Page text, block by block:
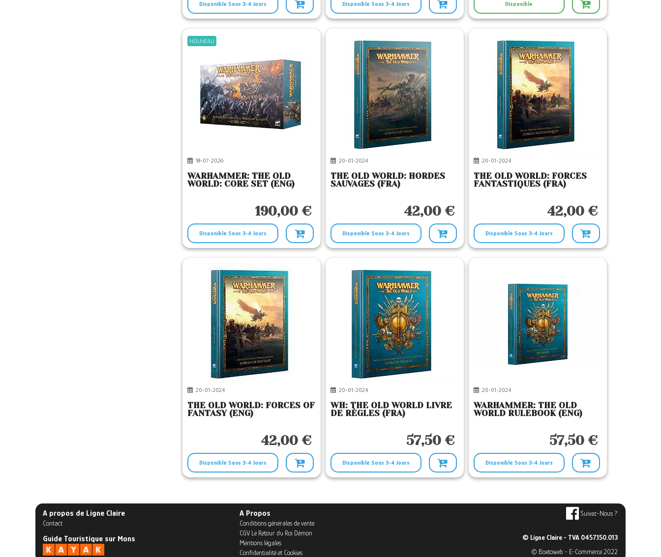
Disponible Sous 3-4 Jours Disponible Sous 3-4 Jours Disponible
NOUVEAU
18-07-2026
WARHAMMER: THE OLD
WORLD: CORE SET (ENG)
190,00 €
Disponible Sous 3-4 Jours
20-01-2024
THE OLD WORLD: HORDES
SAUVAGES (FRA)
42,00 €
Disponible Sous 3-4 Jours
20-01-2024
THE OLD WORLD: FORCES
FANTASTIQUES (FRA)
42,00 €
Disponible Sous 3-4 Jours
20-01-2024
THE OLD WORLD: FORCES OF
FANTASY (ENG)
42,00 €
Disponible Sous 3-4 Jours
20-01-2024
WH: THE OLD WORLD LIVRE
DE RÈGLES (FRA)
57,50 €
Disponible Sous 3-4 Jours
20-01-2024
WARHAMMER: THE OLD
WORLD RULEBOOK (ENG)
57,50 €
Disponible Sous 3-4 Jours
A propos de Ligne Claire
Contact
Guide Touristique sur Mons
A Propos
Conditions générales de vente
CGV Le Retour du Roi Démon
Mentions légales
Confidentialité et Cookies
Suivez-Nous ?
© Ligne Claire - TVA 0457.150.013
© Boxtoweb - E-Commerce 2022